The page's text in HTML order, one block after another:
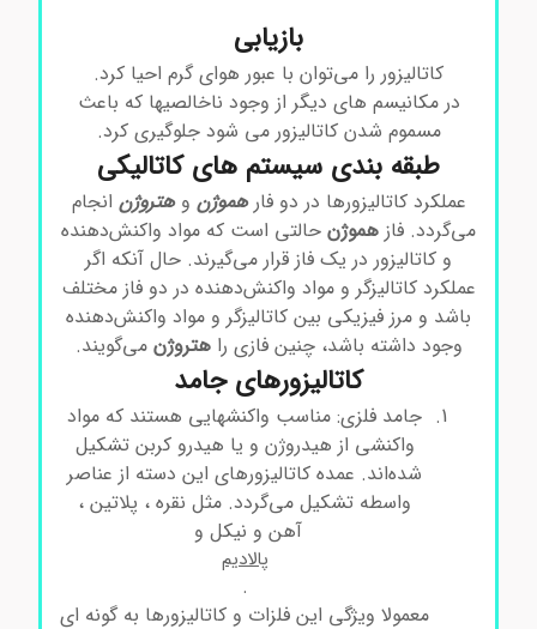
بازیابی
کاتالیزور را می‌توان با عبور هوای گرم احیا کرد.
در مکانیسم های دیگر از وجود ناخالصیها که باعث
مسموم شدن کاتالیزور می شود جلوگیری کرد.
طبقه بندی سیستم های کاتالیکی
عملکرد کاتالیزورها در دو فارهموژنوهتروژنانجام
می‌گردد. فازهموژنحالتی است که مواد واکنش‌دهنده
و کاتالیزور در یک فاز قرار می‌گیرند. حال آنکه اگر
عملکرد کاتالیزگر و مواد واکنش‌دهنده در دو فاز مختلف
باشد و مرز فیزیکی بین کاتالیزگر و مواد واکنش‌دهنده
وجود داشته باشد، چنین فازی راهتروژنمی‌گویند.
کاتالیزورهای جامد
جامد فلزی: مناسب واکنشهایی هستند که مواد
واکنشی از هیدروژن و یا هیدرو کربن تشکیل
شده‌اند. عمده کاتالیزورهای این دسته از عناصر
واسطه تشکیل می‌گردد. مثل نقره ، پلاتین ،
آهن و نیکل و
پالادیم
معمولا ویژگی این فلزات و کاتالیزورها به گونه ای